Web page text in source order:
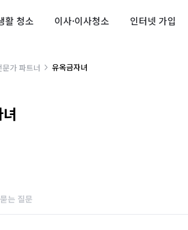
활 청소 이사·이사청소 인터넷 가입
가 파트너 유옥금자녀
는 질문